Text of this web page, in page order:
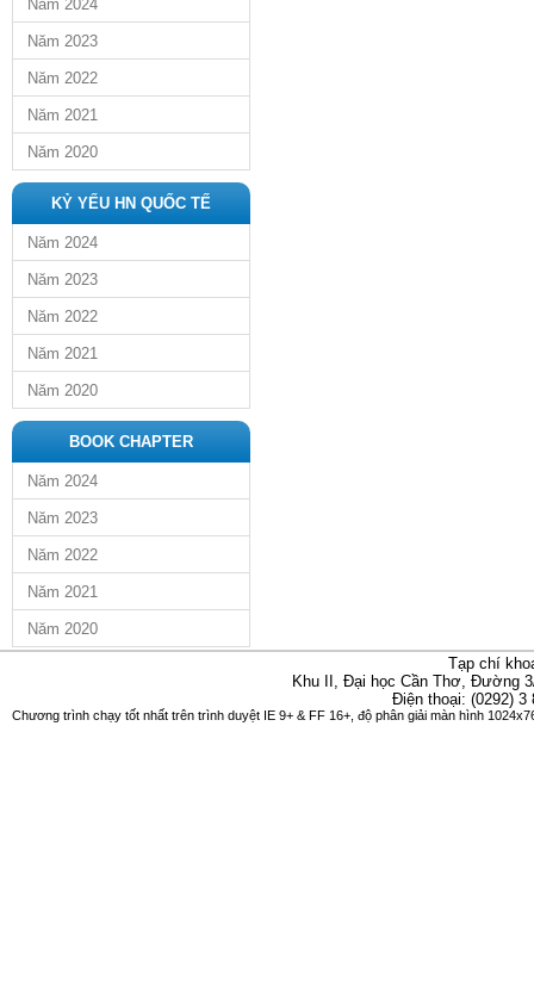
Năm 2024
Năm 2023
Năm 2022
Năm 2021
Năm 2020
KỶ YẾU HN QUỐC TẾ
Năm 2024
Năm 2023
Năm 2022
Năm 2021
Năm 2020
BOOK CHAPTER
Năm 2024
Năm 2023
Năm 2022
Năm 2021
Năm 2020
Tạp chí
Khu II, Đại học Cần Thơ, Đường
Điện thoại: (0292)
Chương trình chạy tốt nhất trên trình duyệt IE 9+ & FF 16+, độ phân giải màn hình